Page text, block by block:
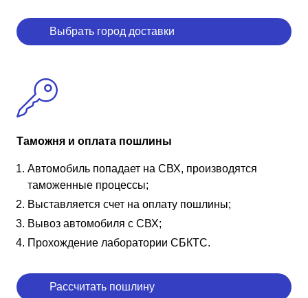
Выбрать город доставки
Таможня и оплата пошлины
Автомобиль попадает на СВХ, производятся
таможенные процессы;
Выставляется счет на оплату пошлины;
Вывоз автомобиля с СВХ;
Прохождение лаборатории СБКТС.
Рассчитать пошлину